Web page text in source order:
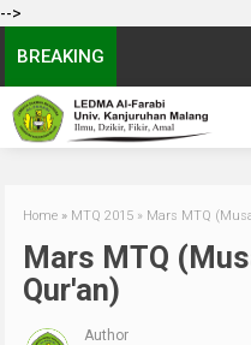
-->
BREAKING
Home » MTQ 2015 » Mars MTQ
Mars MTQ
Qur'an)
Author